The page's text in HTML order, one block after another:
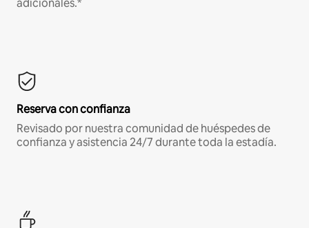
adicionales.*
Reserva con confianza
Revisado por nuestra comunidad de huéspedes de
confianza y asistencia 24/7 durante toda la estadía.